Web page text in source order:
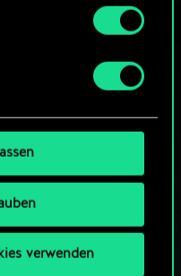
kannst.
verwenden
RUNDE GWENT?